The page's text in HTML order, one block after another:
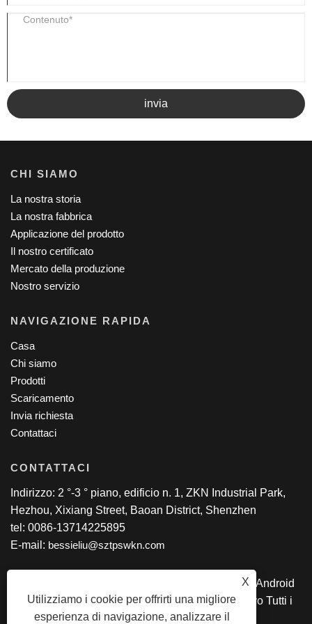
invia
X
Utilizziamo i cookie per offrirti una migliore
esperienza di navigazione, analizzare il
CHI SIAMO
La nostra storia
La nostra fabbrica
Applicazione del prodotto
Il nostro certificato
Mercato della produzione
Nostro servizio
NAVIGAZIONE RAPIDA
Casa
Chi siamo
Prodotti
Scaricamento
Invia richiesta
Contattaci
CONTATTACI
Indirizzo: 2 °-3 ° piano, edificio n. 1, ZKN Industrial Park,
Hezhou, Xixiang Street, Baoan District, Shenzhen
tel: 0086-13714225895
E-mail: bessieliu@sztpswkn.com
Copyright © 2020 SZ TPS CO., Ltd. - Tablet PC, Android
AIO, laptop Intel, 2 in 1 tablet PC, tablet educativo Tutti i
diritti riservati